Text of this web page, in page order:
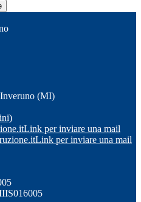
(MI)
Link per inviare una mail
Link per inviare una mail